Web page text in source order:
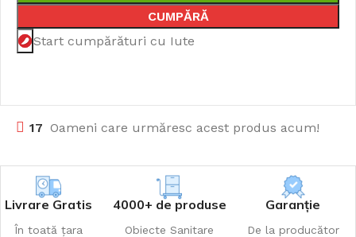
CUMPĂRĂ
Start cumpărături cu Iute
17 Oameni care urmăresc acest produs acum!
Livrare Gratis
În toată țara
4000+ de produse
Obiecte Sanitare
Garanție
De la producător